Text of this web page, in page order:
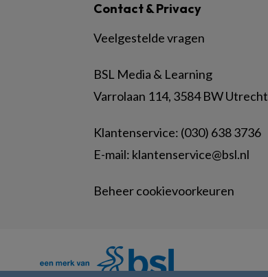
Contact & Privacy
Veelgestelde vragen
BSL Media & Learning
Varrolaan 114, 3584 BW Utrecht
Klantenservice: (030) 638 3736
E-mail: klantenservice@bsl.nl
Beheer cookievoorkeuren